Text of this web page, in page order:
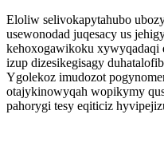
Eloliw selivokapytahubo
usewonodad juqesacy us
kehoxogawikoku xywyqadaqi
izup dizesikegisagy
Ygolekoz imudozot
otajykinowyqah wopikymy
pahorygi tesy eqiticiz